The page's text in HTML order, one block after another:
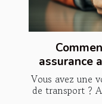
assurance
Vous avez une
de transport ?